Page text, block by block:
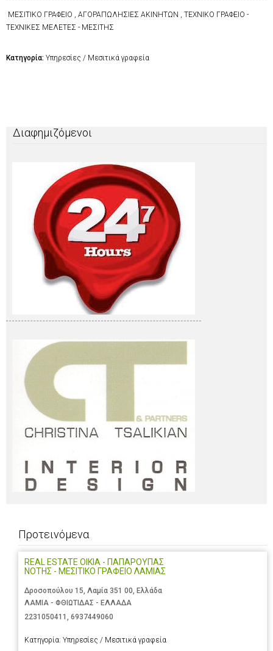
ΜΕΣΙΤΙΚΟ ΓΡΑΦΕΙΟ , ΑΓΟΡΑΠΩΛΗΣΙΕΣ ΑΚΙΝΗΤΩΝ , ΤΕΧΝΙΚΟ ΓΡΑΦΕΙΟ -
ΤΕΧΝΙΚΕΣ ΜΕΛΕΤΕΣ - ΜΕΣΙΤΗΣ
Κατηγορία: Υπηρεσίες / Μεσιτικά γραφεία
Διαφημιζόμενοι
Προτεινόμενα
REAL ESTATE OIKIA - ΠΑΠΑΡΟΥΠΑΣ
ΝΟΤΗΣ - ΜΕΣΙΤΙΚΟ ΓΡΑΦΕΙΟ ΛΑΜΙΑΣ
Δροσοπούλου 15, Λαμία 351 00, Ελλάδα
ΛΑΜΙΑ - ΦΘΙΩΤΙΔΑΣ - ΕΛΛΑΔΑ
2231050411 , 6937449060
Κατηγορία: Υπηρεσίες / Μεσιτικά γραφεία